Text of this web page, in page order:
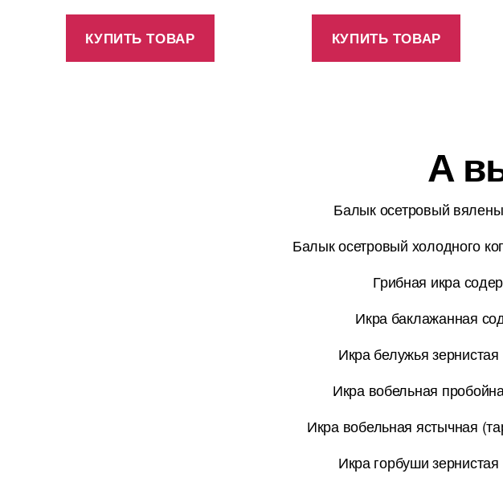
КУПИТЬ ТОВАР КУПИТЬ ТОВАР
А
Балык осетровый
Балык осетровый холодного
Грибная икра
Икра баклажанная
Икра белужья
Икра вобельная
Икра вобельная ястычная
Икра горбуши